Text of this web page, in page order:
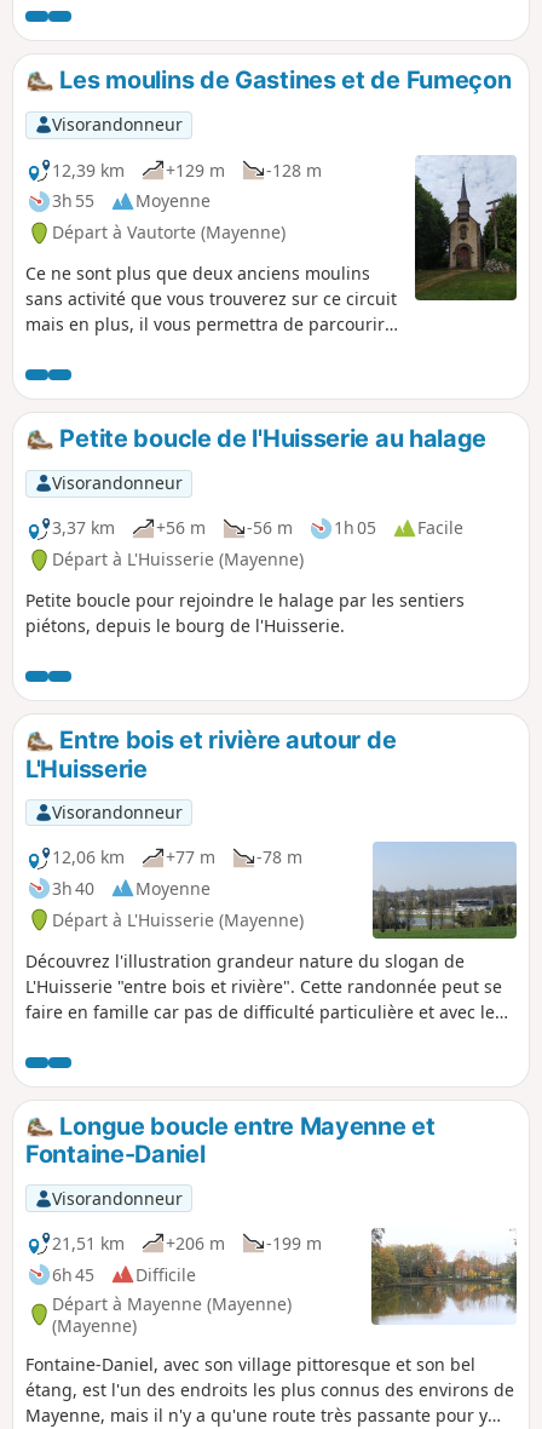
sur le parcours.
Les moulins de Gastines et de Fumeçon
Visorandonneur
12,39 km
+129 m
-128 m
3h 55
Moyenne
Départ à Vautorte (Mayenne)
Ce ne sont plus que deux anciens moulins
sans activité que vous trouverez sur ce circuit
mais en plus, il vous permettra de parcourir
Petite boucle de l'Huisserie au halage
Visorandonneur
3,37 km
+56 m -56 m 1h 05
Facile
Départ à L'Huisserie (Mayenne)
Petite boucle pour rejoindre le halage par les sentiers
piétons, depuis le bourg de l'Huisserie.
Entre bois et rivière autour de
L'Huisserie
Visorandonneur
12,06 km
+77 m
-78 m
3h 40
Moyenne
Départ à L'Huisserie (Mayenne)
Découvrez l'illustration grandeur nature du slogan de
L'Huisserie "entre bois et rivière". Cette randonnée peut se
faire en famille car pas de difficulté particulière et avec le
peu après le (7)).
Longue boucle entre Mayenne et
Fontaine-Daniel
Visorandonneur
21,51 km
+206 m
-199 m
6h 45
Difficile
Départ à Mayenne (Mayenne)
(Mayenne)
Fontaine-Daniel, avec son village pittoresque et son bel
étang, est l'un des endroits les plus connus des environs de
Mayenne, mais il n'y a qu'une route très passante pour y